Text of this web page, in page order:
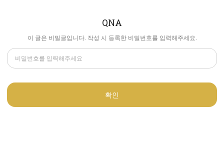
QNA
이 글은 비밀글입니다. 작성 시 등록한 비밀번호를 입력해주세요.
확인